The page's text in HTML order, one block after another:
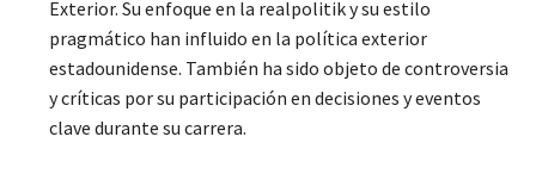
Exterior. Su enfoque en la realpolitik y su estilo
pragmático han influido en la política exterior
estadounidense. También ha sido objeto de controversia
y críticas por su participación en decisiones y eventos
clave durante su carrera.